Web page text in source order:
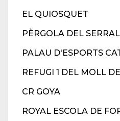
EL QUIOSQUET
PÈRGOLA DEL
PALAU D'ESPORTS
REFUGI 1 DEL MOLL
CR GOYA
ROYAL ESCOLA DE